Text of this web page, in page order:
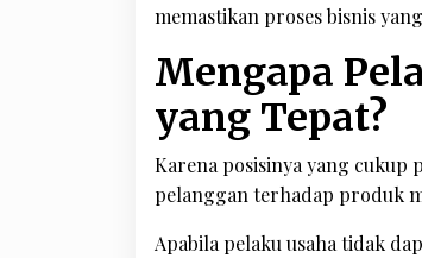
memastikan proses bisnis
Mengapa
yang Tepat?
Karena posisinya yang cukup
pelanggan terhadap produk
Apabila pelaku usaha tidak